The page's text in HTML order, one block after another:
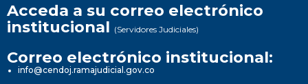
Acceda a su correo electrónico
institucional (Servidores Judiciales)
Correo electrónico institucional:
info@cendoj.ramajudicial.gov.co